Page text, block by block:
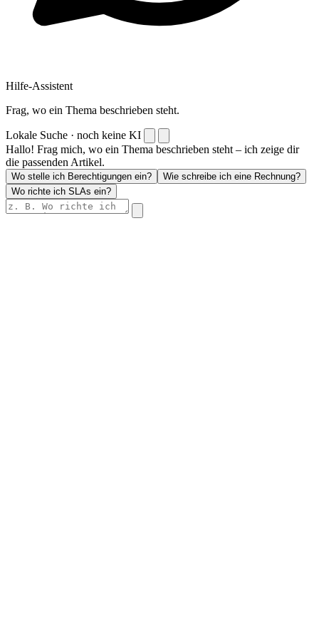
Hilfe-Assistent
Frag, wo ein Thema beschrieben steht.
Lokale Suche · noch keine KI
Hallo! Frag mich, wo ein Thema beschrieben steht – ich zeige dir
die passenden Artikel.
Wo stelle ich Berechtigungen ein?
Wie schreibe ich eine Rechnung?
Wo richte ich SLAs ein?